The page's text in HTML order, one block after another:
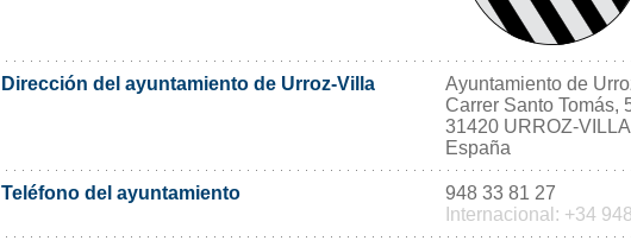
Dirección del ayuntamiento de Urroz-Villa
Ayuntamiento de
Carrer Santo Tomás,
31420 URROZ-VILLA
España
Teléfono del ayuntamiento
948 33 81 27
Internacional: +34